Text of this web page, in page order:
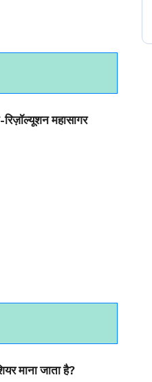
महासागर
माना जाता है?